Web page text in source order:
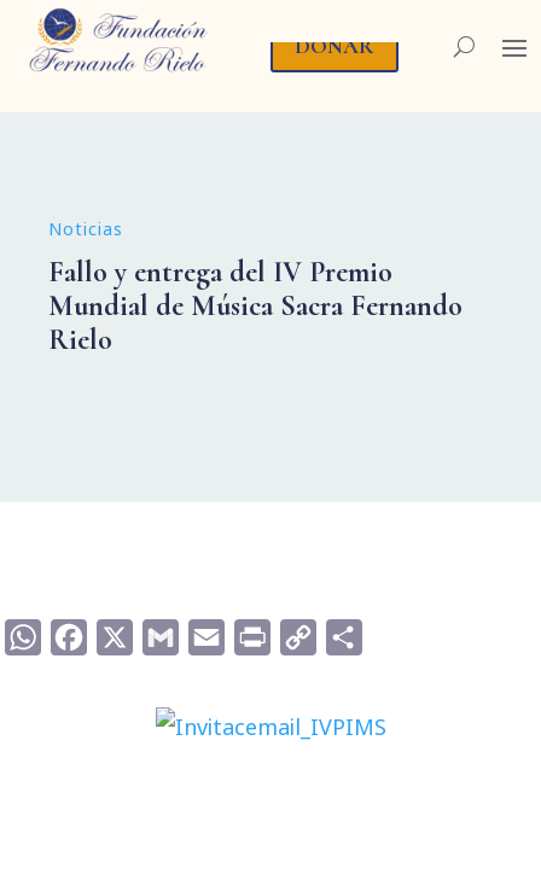
DONAR
Noticias
Fallo y entrega del IV Premio
Mundial de Música Sacra Fernando
Rielo
WhatsAppFacebook Gmail Email Print
Copy